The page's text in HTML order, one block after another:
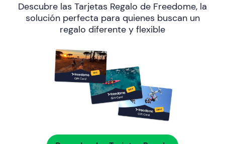
Descubre las Tarjetas Regalo de Freedome, la
solución perfecta para quienes buscan un
regalo diferente y flexible